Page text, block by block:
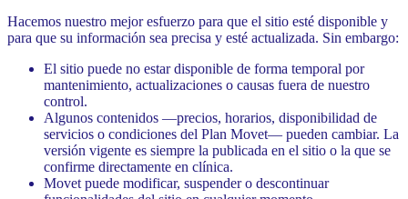
Hacemos nuestro mejor esfuerzo para que el sitio esté disponible y
para que su información sea precisa y esté actualizada. Sin embargo:
El sitio puede no estar disponible de forma temporal por
mantenimiento, actualizaciones o causas fuera de nuestro
control.
Algunos contenidos —precios, horarios, disponibilidad de
servicios o condiciones del Plan Movet— pueden cambiar. La
versión vigente es siempre la publicada en el sitio o la que se
confirme directamente en clínica.
Movet puede modificar, suspender o descontinuar